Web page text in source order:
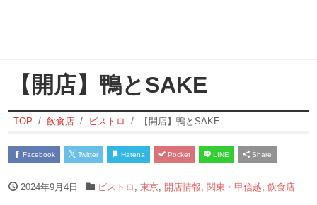
【開店】鴨とSAKE
TOP 飲食店 ビストロ 【開店】鴨とSAKE
Facebook Twitter Hatena Pocket LINE Share
2024年9月4日 ビストロ 東京, 開店情報 関東・甲信越 飲食店